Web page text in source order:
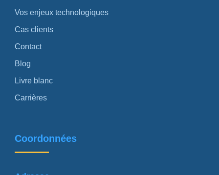
Vos enjeux technologiques
Cas clients
Contact
Blog
Livre blanc
Carrières
Coordonnées